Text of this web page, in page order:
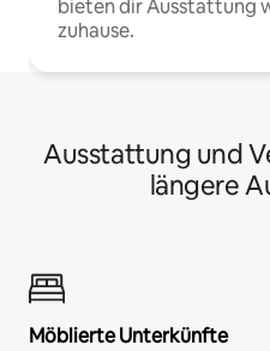
bieten dir Ausstattung
zuhause.
Ausstattung und
längere
Möblierte Unterkünfte